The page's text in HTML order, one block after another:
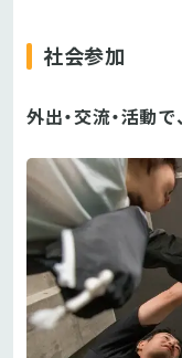
社会参加
外出・交流・活動